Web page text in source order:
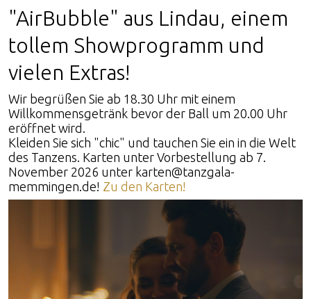
"AirBubble" aus Lindau, einem
tollem Showprogramm und
vielen Extras!
Wir begrüßen Sie ab 18.30 Uhr mit einem
Willkommensgetränk bevor der Ball um 20.00 Uhr
eröffnet wird.
Kleiden Sie sich "chic" und tauchen Sie ein in die Welt
des Tanzens. Karten unter Vorbestellung ab 7.
November 2026 unter karten@tanzgala-
memmingen.de! Zu den Karten!